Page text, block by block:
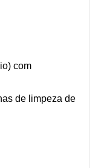
com
de limpeza de